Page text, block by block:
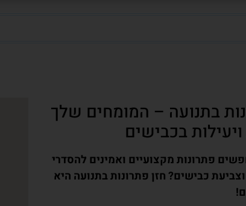
בתנועה – המומחים שלך
בכבישים
פתרונות מקצועיים ואמינים להסדרי
כבישים? חזן פתרונות בתנועה היא